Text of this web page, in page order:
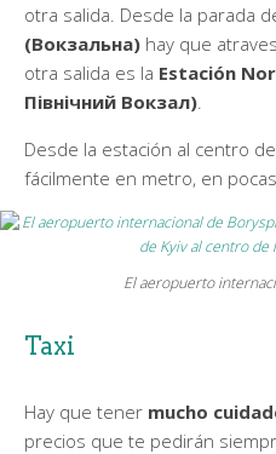
otra salida. Desde la parada
(Вокзальна) hay que
otra salida es la Estación
Північний Вокзал)
Desde la estación al centro
fácilmente en metro, en
El aeropuerto
Taxi
Hay que tener mucho
precios que te pedirán